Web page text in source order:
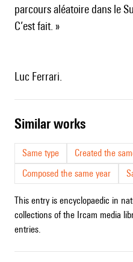
parcours aléatoire dans le
C’est fait. »
Luc Ferrari.
similar works
Same type
Created the
Composed the same year
This entry is encyclopaedic in
collections of the Ircam media
entries.